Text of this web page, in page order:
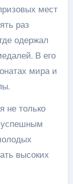
мест
раз
одержал
В его
мира и
не только
высоких